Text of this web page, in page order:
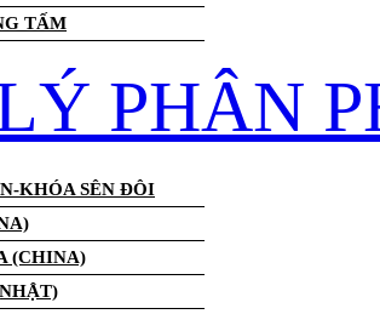
TẤM
PHÂN
KHÓA SÊN ĐÔI
(CHINA)